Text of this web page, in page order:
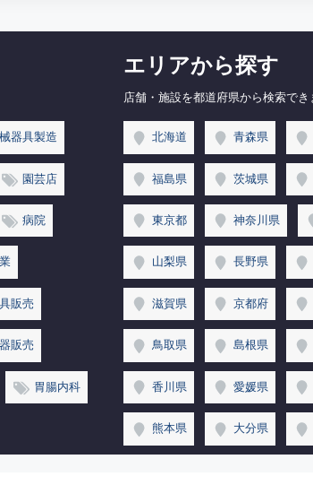
器具製造
園芸店
病院
販売
販売
胃腸内科
エリアから探す
店舗・施設を都道府県から検索でき
北海道 青森県
福島県 茨城県
東京都 神奈川県
山梨県 長野県
滋賀県 京都府
鳥取県 島根県
香川県 愛媛県
熊本県 大分県